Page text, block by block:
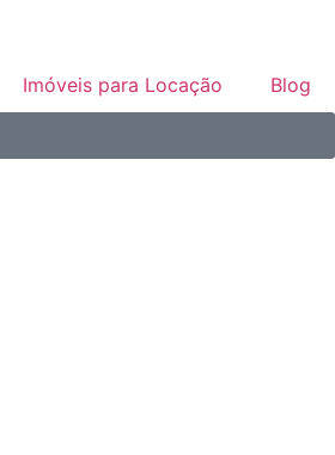
Imóveis para Locação Blog